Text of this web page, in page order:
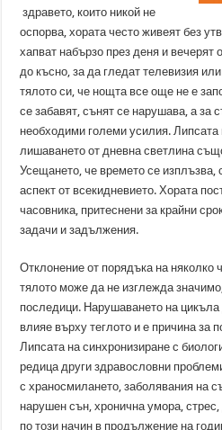
здравето, които никой не
оспорва, хората често живеят без
хапват набързо през деня и вечерят
до късно, за да гледат телевизия
тялото си, че нощта все още не е
се забавят, сънят се нарушава, а за
необходими големи усилия. Липсата
лишаването от дневна светлина
Усещането, че времето се изплъзва,
аспект от всекидневието. Хората
часовника, притеснени за крайни
задачи и задължения.
Отклонение от порядъка на няколко
тялото може да не изглежда
последици. Нарушаването на
влияе върху теглото и е причина за
Липсата на синхронизиране с
редица други здравословни
с храносмилането, заболявания на
нарушен сън, хронична умора,
по този начин в продължение на